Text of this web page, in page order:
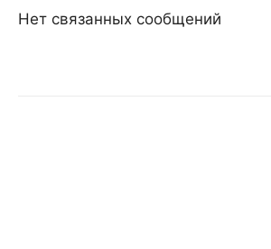
Нет связанных сообщений